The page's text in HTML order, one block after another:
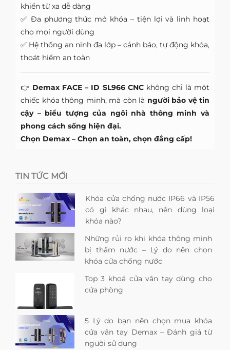
khiển từ xa dễ dàng
✅ Đa phương thức mở khóa – tiện lợi và linh hoạt
cho mọi người dùng
✅ Hệ thống an ninh đa lớp – cảnh báo, tự động khóa,
thoát hiểm an toàn
👉 Demax FACE – ID SL966 CNCkhông chỉ là một
chiếc khóa thông minh, mà còn là người bảo vệ tin
cậy – biểu tượng của ngôi nhà thông minh và
phong cách sống hiện đại.
Chọn Demax – Chọn an toàn, chọn đẳng cấp!
TIN TỨC MỚI
Khóa cửa chống nước IP66 và IP56
có gì khác nhau, nên dùng loại
khóa nào?
Những rủi ro khi khóa thông minh
bị thấm nước – Lý do nên chọn
khóa cửa chống nước
Top 3 khoá cửa vân tay dùng cho
cửa phòng
5 Lý do bạn nên chọn mua khóa
cửa vân tay Demax – Đánh giá từ
người sử dụng